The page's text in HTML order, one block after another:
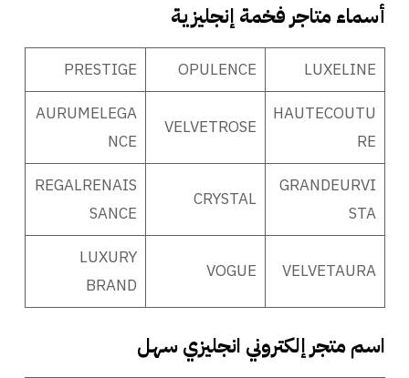
أسماء متاجر فخمة إنجليزية
LUXELINE
OPULENCE
PRESTIGE
HAUTECOUTU
RE
VELVETROSE
AURUMELEGA
NCE
GRANDEURVI
STA
CRYSTAL
REGALRENAIS
SANCE
VELVETAURA
VOGUE
LUXURY
BRAND
اسم متجر إلكتروني انجليزي سهل